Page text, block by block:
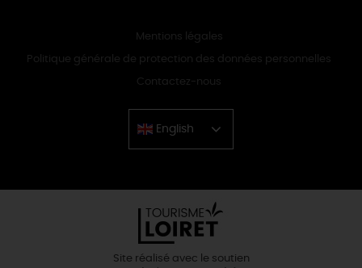
Mentions légales
Politique générale de protection des données personnelles
Contactez-nous
English
Chinese
Site réalisé avec le soutien